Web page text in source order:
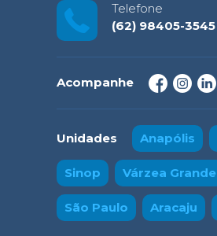
Telefone
(62) 98405-3545
Acompanhe
Unidades Anapólis
Sinop Várzea Grande
São Paulo Aracaju